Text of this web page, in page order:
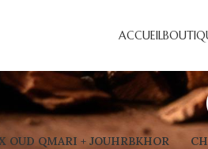
ACCUEIL
OUD QMARI + JOUHRBKHOR